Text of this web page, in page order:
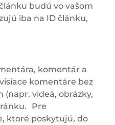
budú vo vašom
iba na ID článku,
komentár a
komentáre bez
videá, obrázky,
Pre
ktoré poskytujú, do